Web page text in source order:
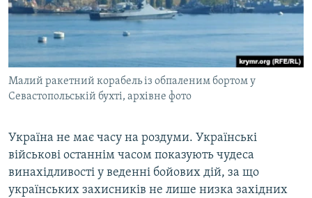
Малий ракетний корабель із обпаленим бортом у
Севастопольській бухті, архівне фото
Україна не має часу на роздуми. Українські
військові останнім часом показують чудеса
винахідливості у веденні бойових дій, за що
українських захисників не лише низка західних